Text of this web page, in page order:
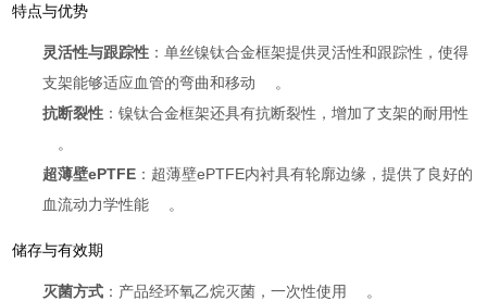
特点与优势
灵活性与跟踪性 ：单丝镍钛合金框架提供灵活性和跟踪性，使得
支架能够适应血管的弯曲和移动
。
抗断裂性 ：镍钛合金框架还具有抗断裂性，增加了支架的耐用性
。
超薄壁ePTFE ：超薄壁ePTFE内衬具有轮廓边缘，提供了良好的
血流动力学性能
。
储存与有效期
灭菌方式 ：产品经环氧乙烷灭菌，一次性使用
。